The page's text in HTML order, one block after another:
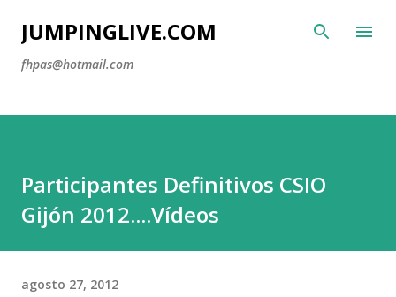
Ir al contenido principal
JUMPINGLIVE.COM
fhpas@hotmail.com
Participantes Definitivos CSIO
Gijón 2012....Vídeos
agosto 27, 2012